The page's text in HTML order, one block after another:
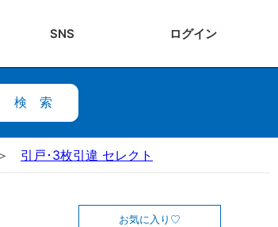
SNS ログイン
検索
引戸･3枚引違 セレクト
お気に入り